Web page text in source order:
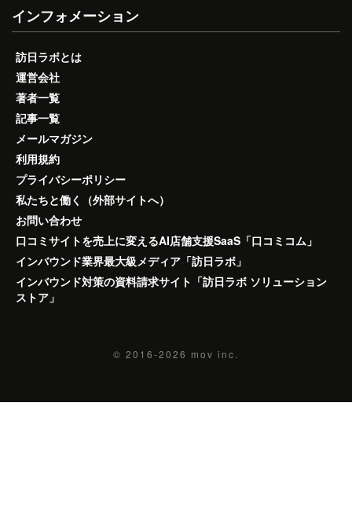
インフォメーション
訪日ラボとは
運営会社
著者一覧
記事一覧
メールマガジン
利用規約
プライバシーポリシー
私たちと働く（外部サイトへ）
お問い合わせ
口コミサイトを売上に変えるAI店舗支援SaaS「口コミコム」
インバウンド業界最大級メディア「訪日ラボ」
インバウンド対策の資料請求サイト「訪日ラボ ソリューション
ストア」
© 2016-2026 mov inc.